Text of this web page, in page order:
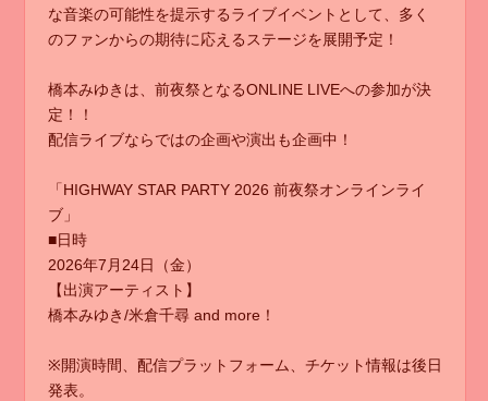
な音楽の可能性を提示するライブイベントとして、多く
のファンからの期待に応えるステージを展開予定！
橋本みゆきは、前夜祭となるONLINE LIVEへの参加が決
定！！
配信ライブならではの企画や演出も企画中！
「HIGHWAY STAR PARTY 2026 前夜祭オンラインライ
ブ」
■日時
2026年7月24日（金）
【出演アーティスト】
橋本みゆき/米倉千尋 and more！
※開演時間、配信プラットフォーム、チケット情報は後日
発表。